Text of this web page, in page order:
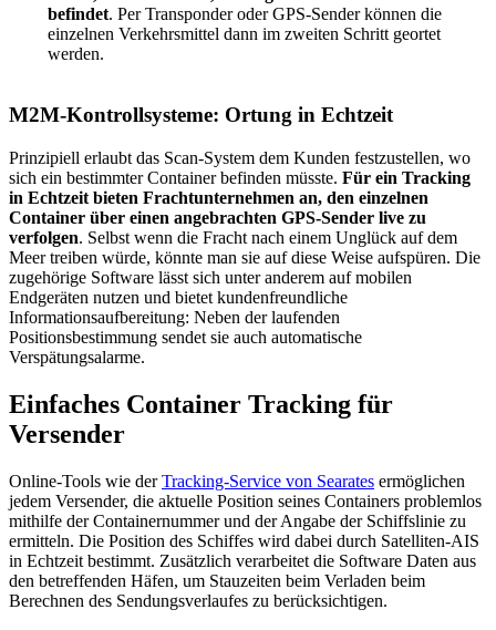
befindet. Per Transponder oder GPS-Sender können die
einzelnen Verkehrsmittel dann im zweiten Schritt geortet
werden.
M2M-Kontrollsysteme: Ortung in Echtzeit
Prinzipiell erlaubt das Scan-System dem Kunden festzustellen, wo
sich ein bestimmter Container befinden müsste. Für ein Tracking
in Echtzeit bieten Frachtunternehmen an, den einzelnen
Container über einen angebrachten GPS-Sender live zu
verfolgen. Selbst wenn die Fracht nach einem Unglück auf dem
Meer treiben würde, könnte man sie auf diese Weise aufspüren. Die
zugehörige Software lässt sich unter anderem auf mobilen
Endgeräten nutzen und bietet kundenfreundliche
Informationsaufbereitung: Neben der laufenden
Positionsbestimmung sendet sie auch automatische
Verspätungsalarme.
Einfaches Container Tracking für
Versender
Online-Tools wie derTracking-Service von Searates ermöglichen
jedem Versender, die aktuelle Position seines Containers problemlos
mithilfe der Containernummer und der Angabe der Schiffslinie zu
ermitteln. Die Position des Schiffes wird dabei durch Satelliten-AIS
in Echtzeit bestimmt. Zusätzlich verarbeitet die Software Daten aus
den betreffenden Häfen, um Stauzeiten beim Verladen beim
Berechnen des Sendungsverlaufes zu berücksichtigen.